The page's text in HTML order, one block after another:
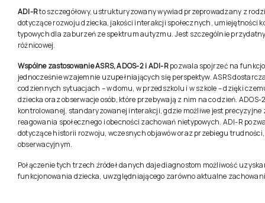
ADI-Rto szczegółowy, ustrukturyzowany wywiad przeprowadzany z
dotyczące rozwoju dziecka, jakości interakcji społecznych, umiejętności
typowych dla zaburzeń ze spektrum autyzmu. Jest szczególnie
różnicowej.
Wspólne zastosowanie ASRS, ADOS-2 i ADI-Rpozwala spojrzeć na
jednocześnie wzajemnie uzupełniających się perspektyw. ASRS
codziennych sytuacjach – w domu, w przedszkolu i w szkole – dzięki
dziecka oraz obserwacje osób, które przebywają z nim na co dzień.
kontrolowanej, standaryzowanej interakcji, gdzie możliwe jest
reagowania społecznego i obecności zachowań nietypowych. ADI-R
dotyczące historii rozwoju, wczesnych objawów oraz przebiegu
obserwacyjnym.
Połączenie tych trzech źródeł danych daje diagnostom możliwość
funkcjonowania dziecka, uwzględniającego zarówno aktualne